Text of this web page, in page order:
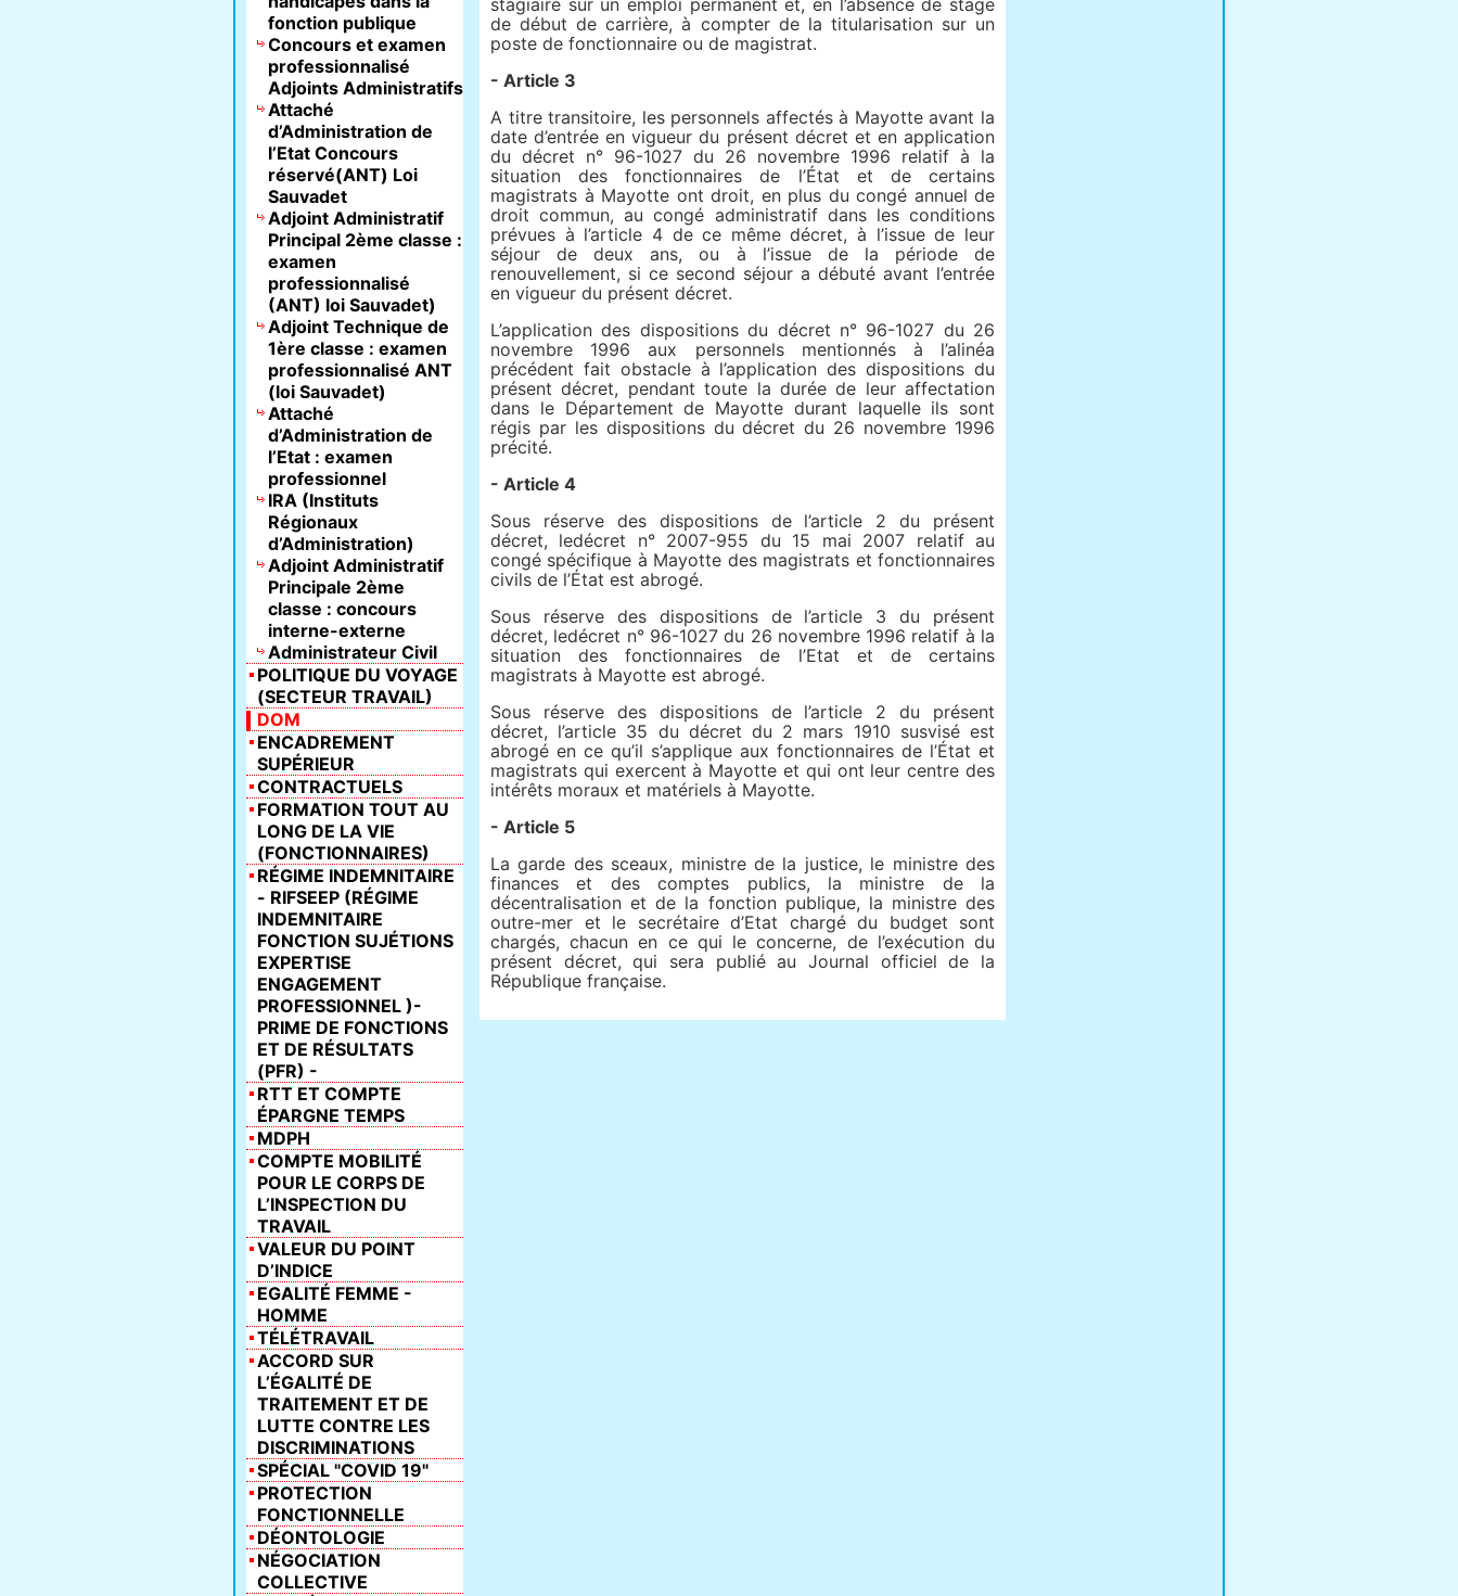
stagiaire sur un emploi permanent et, en l’absence de stage
de début de carrière, à compter de la titularisation sur un
poste de fonctionnaire ou de magistrat.
- Article 3
A titre transitoire, les personnels affectés à Mayotte avant la
date d’entrée en vigueur du présent décret et en application
du décret n° 96-1027 du 26 novembre 1996 relatif à la
situation des fonctionnaires de l’État et de certains
magistrats à Mayotte ont droit, en plus du congé annuel de
droit commun, au congé administratif dans les conditions
prévues à l’article 4 de ce même décret, à l’issue de leur
séjour de deux ans, ou à l’issue de la période de
renouvellement, si ce second séjour a débuté avant l’entrée
en vigueur du présent décret.
L’application des dispositions du décret n° 96-1027 du 26
novembre 1996 aux personnels mentionnés à l’alinéa
précédent fait obstacle à l’application des dispositions du
présent décret, pendant toute la durée de leur affectation
dans le Département de Mayotte durant laquelle ils sont
régis par les dispositions du décret du 26 novembre 1996
précité.
- Article 4
Sous réserve des dispositions de l’article 2 du présent
décret, ledécret n° 2007-955 du 15 mai 2007 relatif au
congé spécifique à Mayotte des magistrats et fonctionnaires
civils de l’État est abrogé.
Sous réserve des dispositions de l’article 3 du présent
décret, ledécret n° 96-1027 du 26 novembre 1996 relatif à la
situation des fonctionnaires de l’Etat et de certains
magistrats à Mayotte est abrogé.
Sous réserve des dispositions de l’article 2 du présent
décret, l’article 35 du décret du 2 mars 1910 susvisé est
abrogé en ce qu’il s’applique aux fonctionnaires de l’État et
magistrats qui exercent à Mayotte et qui ont leur centre des
intérêts moraux et matériels à Mayotte.
- Article 5
La garde des sceaux, ministre de la justice, le ministre des
finances et des comptes publics, la ministre de la
décentralisation et de la fonction publique, la ministre des
outre-mer et le secrétaire d’Etat chargé du budget sont
chargés, chacun en ce qui le concerne, de l’exécution du
présent décret, qui sera publié au Journal officiel de la
République française.
fonction publique
Concours et examen
professionnalisé
Adjoints Administratifs
Attaché
d’Administration de
l’Etat Concours
réservé(ANT) Loi
Sauvadet
Adjoint Administratif
Principal 2ème classe :
examen
professionnalisé
(ANT) loi Sauvadet)
Adjoint Technique de
1ère classe : examen
professionnalisé ANT
(loi Sauvadet)
Attaché
d’Administration de
l’Etat : examen
professionnel
IRA (Instituts
Régionaux
d’Administration)
Adjoint Administratif
Principale 2ème
classe : concours
interne-externe
Administrateur Civil
POLITIQUE DU VOYAGE
(SECTEUR TRAVAIL)
DOM
ENCADREMENT
SUPÉRIEUR
CONTRACTUELS
FORMATION TOUT AU
LONG DE LA VIE
(FONCTIONNAIRES)
RÉGIME INDEMNITAIRE
- RIFSEEP (RÉGIME
INDEMNITAIRE
FONCTION SUJÉTIONS
EXPERTISE
ENGAGEMENT
PROFESSIONNEL )-
PRIME DE FONCTIONS
ET DE RÉSULTATS
(PFR) -
RTT ET COMPTE
ÉPARGNE TEMPS
MDPH
COMPTE MOBILITÉ
POUR LE CORPS DE
L’INSPECTION DU
TRAVAIL
VALEUR DU POINT
D’INDICE
EGALITÉ FEMME -
HOMME
TÉLÉTRAVAIL
ACCORD SUR
L’ÉGALITÉ DE
TRAITEMENT ET DE
LUTTE CONTRE LES
DISCRIMINATIONS
SPÉCIAL "COVID 19"
PROTECTION
FONCTIONNELLE
DÉONTOLOGIE
NÉGOCIATION
COLLECTIVE